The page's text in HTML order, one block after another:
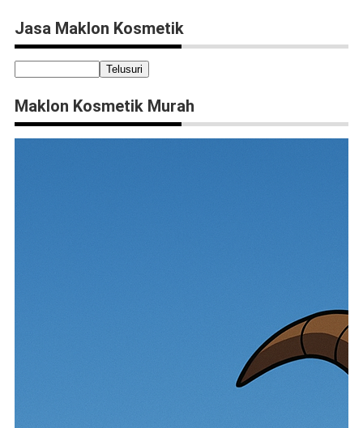
Jasa Maklon Kosmetik
Maklon Kosmetik Murah